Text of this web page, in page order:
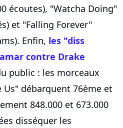
écoutes), "Watcha Doing"
et "Falling Forever"
Enfin, les "diss
contre Drake
public : les morceaux
débarquent 76ème et
848.000 et 673.000
disséquer les